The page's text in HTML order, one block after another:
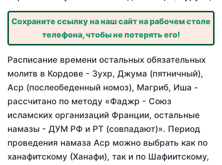
Сохраните ссылку на наш сайт на рабочем столе
телефона, чтобы не потерять его!
Расписание времени остальных обязательных
молитв в Кордове - Зухр, Джума (пятничный),
Аср (послеобеденный номоз), Магриб, Иша -
рассчитано по методу «Фаджр - Союз
исламских организаций Франции, остальные
намазы - ДУМ РФ и РТ (совпадают)». Период
проведения намаза Аср можно выбрать как по
ханафитскому (Ханафи), так и по Шафиитскому,